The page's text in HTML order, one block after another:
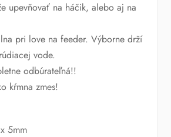
upevňovať na háčik, alebo aj na
pri love na feeder. Výborne drží
vode.
odbúrateľná!!
kŕmna zmes!
5mm